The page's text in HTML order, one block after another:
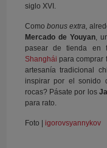
siglo XVI.
Como bonus extra,
Mercado de Youyan,
pasear de tienda en
Shanghái para comprar
artesanía tradicional
inspirar por el sonido
rocas? Pásate por los
para rato.
Foto | igorovsyannykov